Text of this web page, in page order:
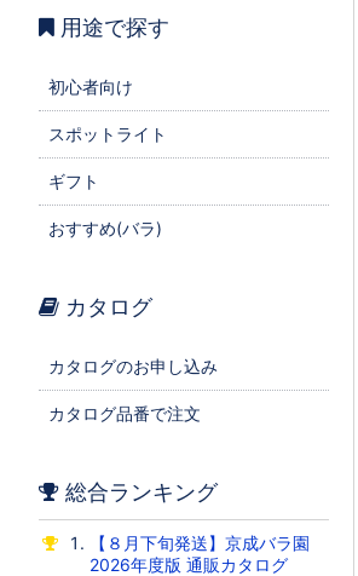
用途で探す
初心者向け
スポットライト
ギフト
おすすめ(バラ)
カタログ
カタログのお申し込み
カタログ品番で注文
総合ランキング
【８月下旬発送】京成バラ園
2026年度版 通販カタログ